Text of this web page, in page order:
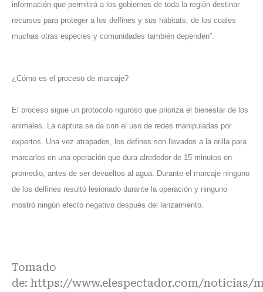
información que permitirá a los gobiernos de toda la región destinar
recursos para proteger a los delfines y sus hábitats, de los cuales
muchas otras especies y comunidades también dependen”.
¿Cómo es el proceso de marcaje?
El proceso sigue un protocolo riguroso que prioriza el bienestar de los
animales. La captura se da con el uso de redes manipuladas por
expertos. Una vez atrapados, los defines son llevados a la orilla para
marcarlos en una operación que dura alrededor de 15 minutos en
promedio, antes de ser devueltos al agua. Durante el marcaje ninguno
de los delfines resultó lesionado durante la operación y ninguno
mostró ningún efecto negativo después del lanzamiento.
Tomado
de: https://www.elespectador.com/noticias/